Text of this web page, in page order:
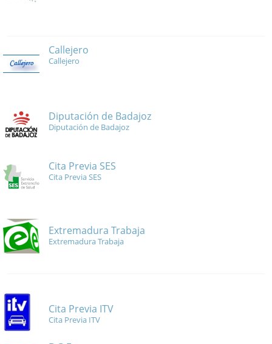
Callejero
Callejero
Diputación de Badajoz
Diputación de Badajoz
Cita Previa SES
Cita Previa SES
Extremadura Trabaja
Extremadura Trabaja
Cita Previa ITV
Cita Previa ITV